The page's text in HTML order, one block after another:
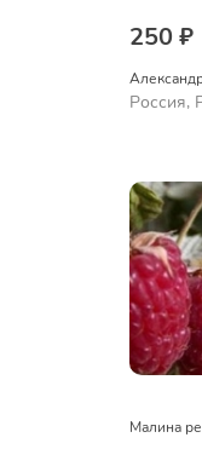
250 ₽
Россия,
Малина